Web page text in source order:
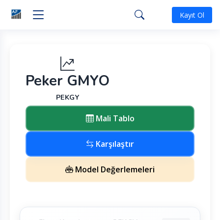
Kayıt Ol
Peker GMYO
PEKGY
Mali Tablo
Karşılaştır
Model Değerlemeleri